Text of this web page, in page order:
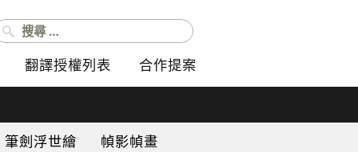
尋：
翻譯授權列表 合作提案
筆劍浮世繪 幀影幀畫